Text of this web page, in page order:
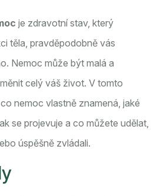
je zdravotní stav, který
těla, pravděpodobně vás
Nemoc může být malá a
celý váš život. V tomto
nemoc vlastně znamená, jaké
se projevuje a co můžete udělat,
úspěšně zvládali.